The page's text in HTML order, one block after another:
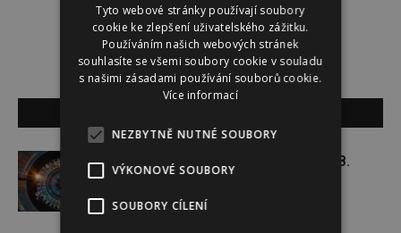
Týdenní horoskop 3. 8. – 9. 8.
Tyto webové stránky používají soubory
cookie ke zlepšení uživatelského zážitku.
Používáním našich webových stránek
souhlasíte se všemi soubory cookie v souladu
s našimi zásadami používání souborů cookie.
Více informací
NEZBYTNĚ NUTNÉ SOUBORY
VÝKONOVÉ SOUBORY
SOUBORY CÍLENÍ